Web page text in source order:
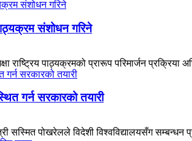
पाठ्यक्रम संशोधन गरिने
राष्ट्रिय पाठ्यक्रमको प्रारूप परिमार्जन प्रक्रिया
गर्न सरकारको तयारी
सस्मित पोखरेलले विदेशी विश्वविद्यालयसँग सम्बन्धन